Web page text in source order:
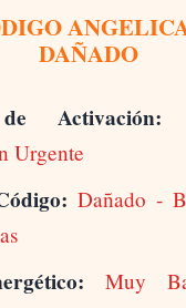
DAÑADO
Activación:
Urgente
Dañado -
Muy